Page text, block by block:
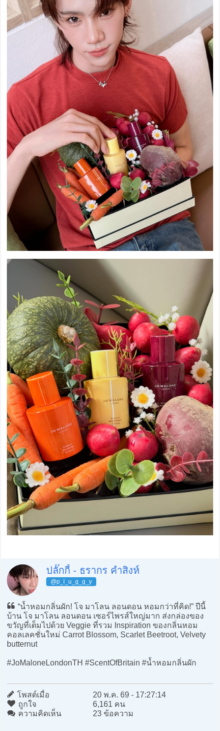
ปลั๊กกี้ - ธรากร คำสิงห์
@p_l_u_g_g_y
“น้ำหอมกลิ่นผัก! โจ มาโลน ลอนดอน หอมกว่าที่คิด!” ปีนี้
บ้าน โจ มาโลน ลอนดอน เซอร์ไพรส์ใหญ่มาก ส่งกล่องของ
ขวัญที่เต็มไปด้วย Veggie ที่รวม Inspiration ของกลิ่นหอม
คอลเลคชั่นใหม่ Carrot Blossom, Scarlet Beetroot, Velvety
butternut
#JoMaloneLondonTH #ScentOfBritain #น้ำหอมกลิ่นผัก
โพสต์เมื่อ
20 พ.ค. 69 - 17:27:14
ถูกใจ
6,161 คน
ความคิดเห็น
23 ข้อความ